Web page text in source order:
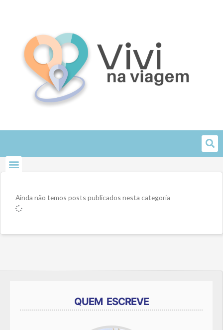
Ainda não temos posts publicados nesta categoria
QUEM ESCREVE